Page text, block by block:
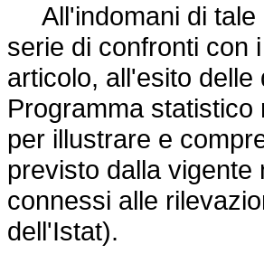
All'indomani di tale
serie di confronti con
articolo, all'esito
Programma
per illustrare e
previsto dalla vigente
connessi alle
dell'Istat).